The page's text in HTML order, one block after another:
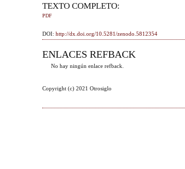
TEXTO COMPLETO:
PDF
DOI:http://dx.doi.org/10.5281/zenodo.5812354
ENLACES REFBACK
No hay ningún enlace refback.
Copyright (c) 2021 Otrosiglo